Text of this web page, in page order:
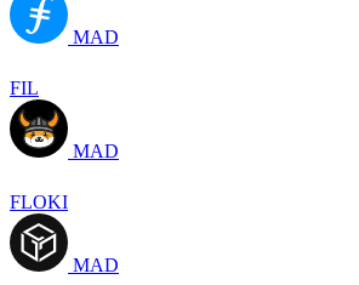
MAD
FIL
MAD
FLOKI
MAD